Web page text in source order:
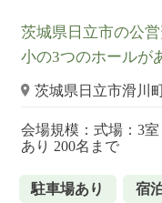
茨城県日立市の公
小の3つのホールが
茨城県日立市滑川
会場規模：式場：3
あり 200名まで
駐車場あり 宿